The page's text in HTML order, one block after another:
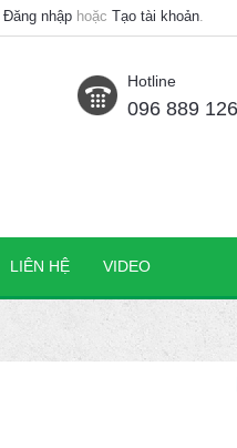
Đăng nhập hoặc Tạo tài khoản.
Hotline
096 889
LIÊN HỆ VIDEO